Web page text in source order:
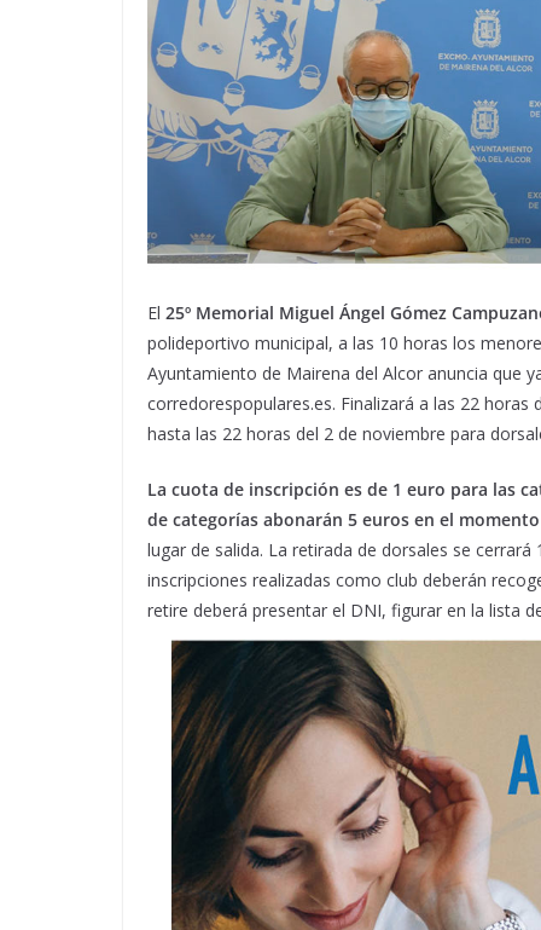
El 25º Memorial Miguel Ángel Gómez
polideportivo municipal, a las 10 horas los
Ayuntamiento de Mairena del Alcor anuncia que
corredorespopulares.es. Finalizará a las 22
hasta las 22 horas del 2 de noviembre para
La cuota de inscripción es de 1 euro para las
de categorías abonarán 5 euros en el
lugar de salida. La retirada de dorsales se
inscripciones realizadas como club deberán
retire deberá presentar el DNI, figurar en la lista